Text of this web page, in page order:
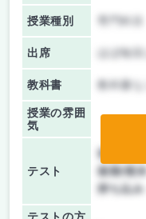
授業種別
出席 ほぼ毎回
教科書 教科書
授業の雰囲
気
テスト
前期/中間
後期/期末
持ち込み